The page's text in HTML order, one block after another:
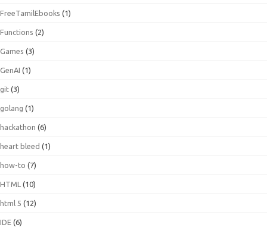
FreeTamilEbooks (1)
Functions (2)
Games (3)
GenAI (1)
git (3)
golang (1)
hackathon (6)
heart bleed (1)
how-to (7)
HTML (10)
html 5 (12)
IDE (6)